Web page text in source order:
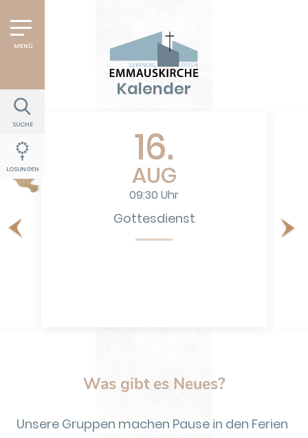
SUCHE
LOSUNGEN
Kalender
16.
AUG
09:30 Uhr
Gottesdienst
Was gibt es Neues?
Unsere Gruppen machen Pause in den Ferien